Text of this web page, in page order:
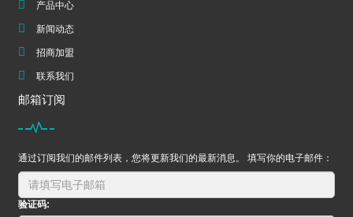
产品中心
新闻动态
招商加盟
联系我们
邮箱订阅
通过订阅我们的邮件列表，您将更新我们的最新消息。 填写你的电子邮件：
验证码: